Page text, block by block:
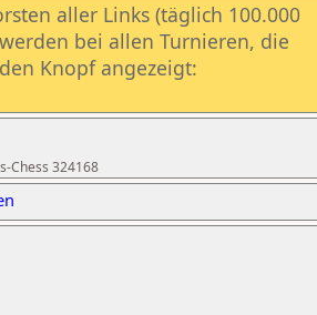
aller Links (täglich 100.000
bei allen Turnieren, die
Knopf angezeigt:
Chess 324168